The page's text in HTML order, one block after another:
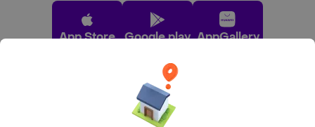
App Store Google play AppGallery
Pide tu comida favorita cerca de ti